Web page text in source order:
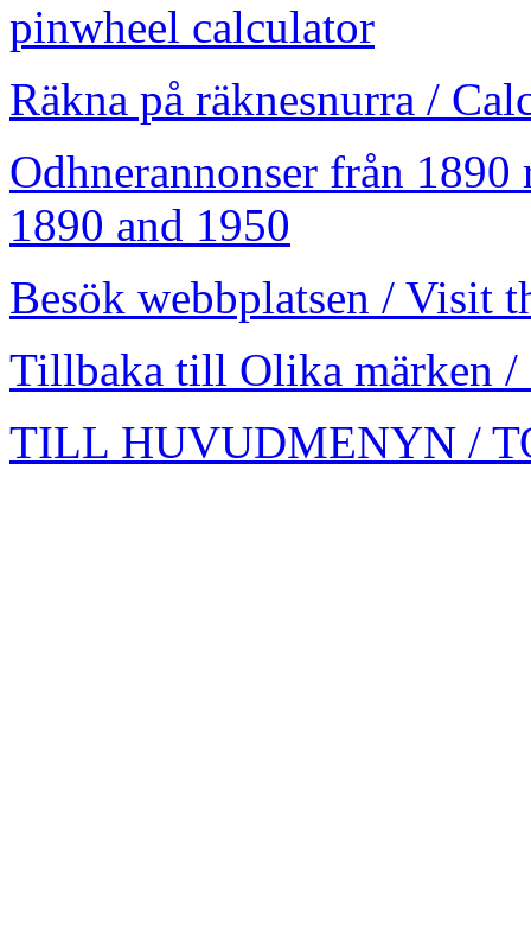
pinwheel calculator
Räkna på räknesnurra /
Odhnerannonser från
1890 and 1950
Besök webbplatsen / Visit
Tillbaka till Olika märken /
TILL HUVUDMENYN /